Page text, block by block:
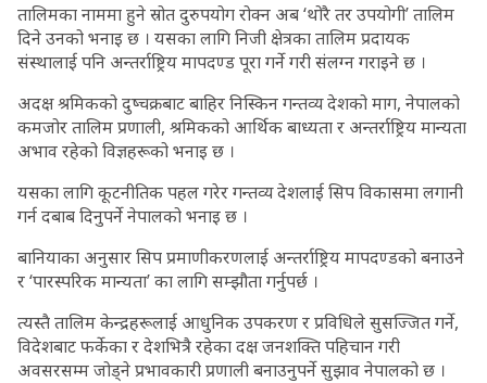
तालिमका नाममा हुने स्रोत दुरुपयोग रोक्न अब ‘थोरै तर उपयोगी’ तालिम
दिने उनको भनाइ छ । यसका लागि निजी क्षेत्रका तालिम प्रदायक
संस्थालाई पनि अन्तर्राष्ट्रिय मापदण्ड पूरा गर्ने गरी संलग्न गराइने छ ।
अदक्ष श्रमिकको दुष्चक्रबाट बाहिर निस्किन गन्तव्य देशको माग, नेपालको
कमजोर तालिम प्रणाली, श्रमिकको आर्थिक बाध्यता र अन्तर्राष्ट्रिय मान्यता
अभाव रहेको विज्ञहरूको भनाइ छ ।
यसका लागि कूटनीतिक पहल गरेर गन्तव्य देशलाई सिप विकासमा लगानी
गर्न दबाब दिनुपर्ने नेपालको भनाइ छ ।
बानियाका अनुसार सिप प्रमाणीकरणलाई अन्तर्राष्ट्रिय मापदण्डको बनाउने
र ‘पारस्परिक मान्यता’ का लागि सम्झौता गर्नुपर्छ ।
त्यस्तै तालिम केन्द्रहरूलाई आधुनिक उपकरण र प्रविधिले सुसज्जित गर्ने,
विदेशबाट फर्केका र देशभित्रै रहेका दक्ष जनशक्ति पहिचान गरी
अवसरसम्म जोड्ने प्रभावकारी प्रणाली बनाउनुपर्ने सुझाव नेपालको छ ।